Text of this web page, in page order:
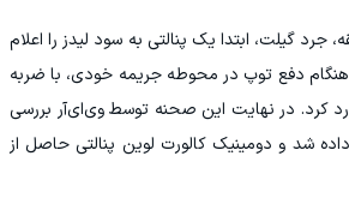
جرد گیلت، ابتدا یک پنالتی به سود لیدز را اعلام
دفع توپ در محوطه جریمه خودی، با ضربه
کرد. در نهایت این صحنه توسط وی‌ای‌آر بررسی
شد و دومینیک کالورت لوین پنالتی حاصل از